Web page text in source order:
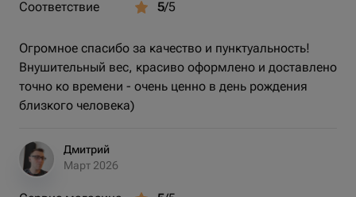
Соответствие 5/5
Огромное спасибо за качество и пунктуальность!
Внушительный вес, красиво оформлено и доставлено
точно ко времени - очень ценно в день рождения
близкого человека)
Дмитрий
Март 2026